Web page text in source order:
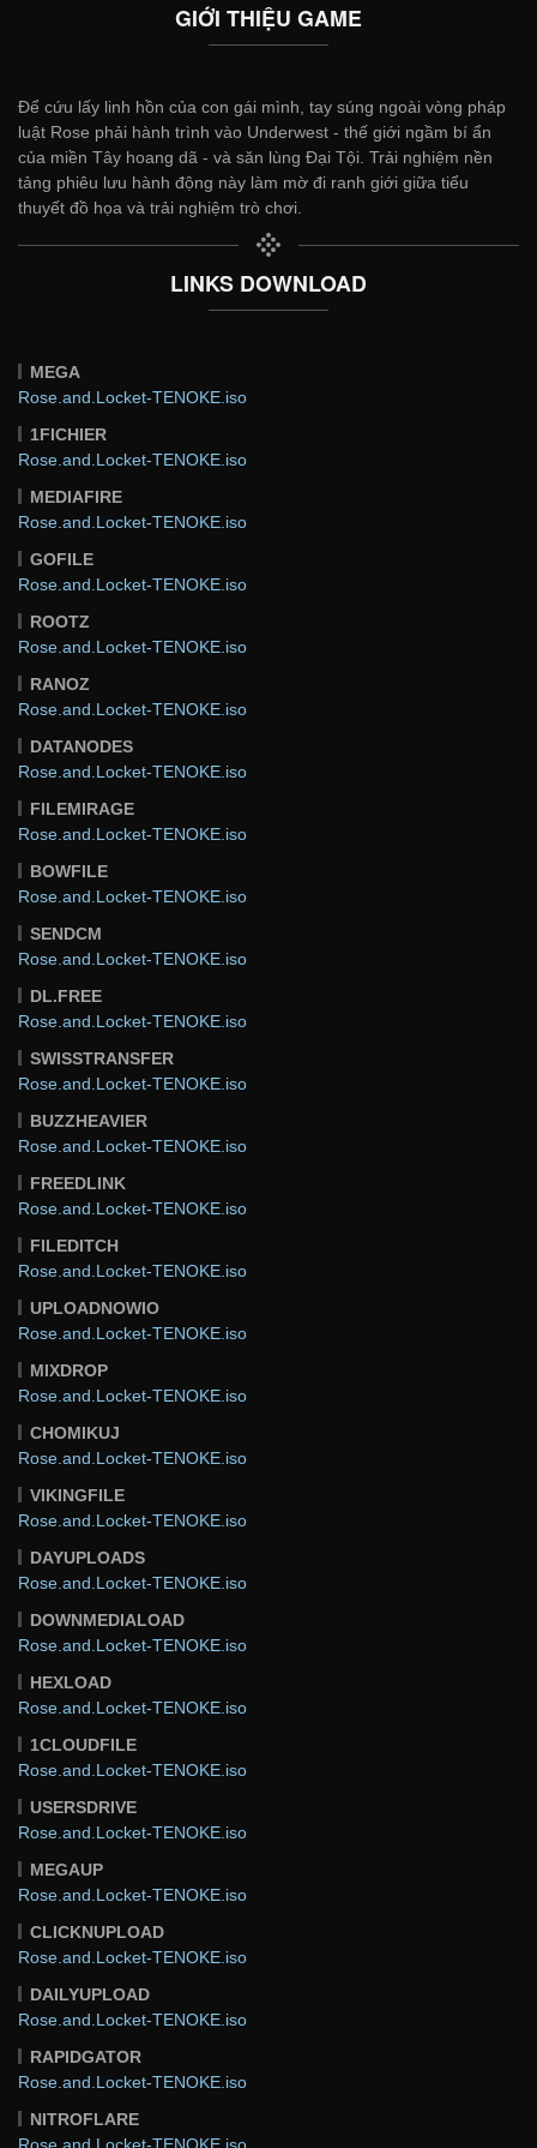
GIỚI THIỆU GAME
Để cứu lấy linh hồn của con gái mình, tay súng ngoài vòng pháp
luật Rose phải hành trình vào Underwest - thế giới ngầm bí ẩn
của miền Tây hoang dã - và săn lùng Đại Tội. Trải nghiệm nền
tảng phiêu lưu hành động này làm mờ đi ranh giới giữa tiểu
thuyết đồ họa và trải nghiệm trò chơi.
LINKS DOWNLOAD
MEGA
Rose.and.Locket-TENOKE.iso
1FICHIER
Rose.and.Locket-TENOKE.iso
MEDIAFIRE
Rose.and.Locket-TENOKE.iso
GOFILE
Rose.and.Locket-TENOKE.iso
ROOTZ
Rose.and.Locket-TENOKE.iso
RANOZ
Rose.and.Locket-TENOKE.iso
DATANODES
Rose.and.Locket-TENOKE.iso
FILEMIRAGE
Rose.and.Locket-TENOKE.iso
BOWFILE
Rose.and.Locket-TENOKE.iso
SENDCM
Rose.and.Locket-TENOKE.iso
DL.FREE
Rose.and.Locket-TENOKE.iso
SWISSTRANSFER
Rose.and.Locket-TENOKE.iso
BUZZHEAVIER
Rose.and.Locket-TENOKE.iso
FREEDLINK
Rose.and.Locket-TENOKE.iso
FILEDITCH
Rose.and.Locket-TENOKE.iso
UPLOADNOWIO
Rose.and.Locket-TENOKE.iso
MIXDROP
Rose.and.Locket-TENOKE.iso
CHOMIKUJ
Rose.and.Locket-TENOKE.iso
VIKINGFILE
Rose.and.Locket-TENOKE.iso
DAYUPLOADS
Rose.and.Locket-TENOKE.iso
DOWNMEDIALOAD
Rose.and.Locket-TENOKE.iso
HEXLOAD
Rose.and.Locket-TENOKE.iso
1CLOUDFILE
Rose.and.Locket-TENOKE.iso
USERSDRIVE
Rose.and.Locket-TENOKE.iso
MEGAUP
Rose.and.Locket-TENOKE.iso
CLICKNUPLOAD
Rose.and.Locket-TENOKE.iso
DAILYUPLOAD
Rose.and.Locket-TENOKE.iso
RAPIDGATOR
Rose.and.Locket-TENOKE.iso
NITROFLARE
Rose.and.Locket-TENOKE.iso